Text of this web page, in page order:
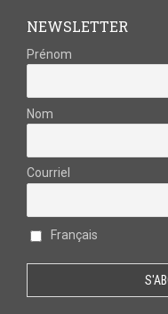
NEWSLETTER
Prénom
Nom
Courriel
Français